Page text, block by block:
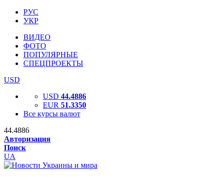
РУС
УКР
ВИДЕО
ФОТО
ПОПУЛЯРНЫЕ
СПЕЦПРОЕКТЫ
USD
USD 44.4886
EUR 51.3350
Все курсы валют
44.4886
Авторизация
Поиск
UA